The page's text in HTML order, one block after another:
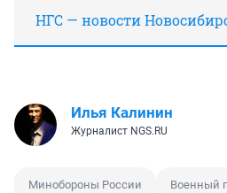
НГС — новости
Илья Калинин
Журналист NGS.RU
Минобороны России Военный